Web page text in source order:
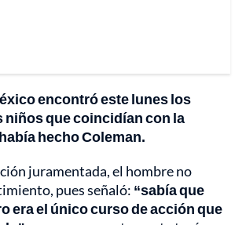
encontró este lunes los
niños que coincidían con la
hecho Coleman.
juramentada, el hombre no
pues señaló: “sabía que
era el único curso de acción que